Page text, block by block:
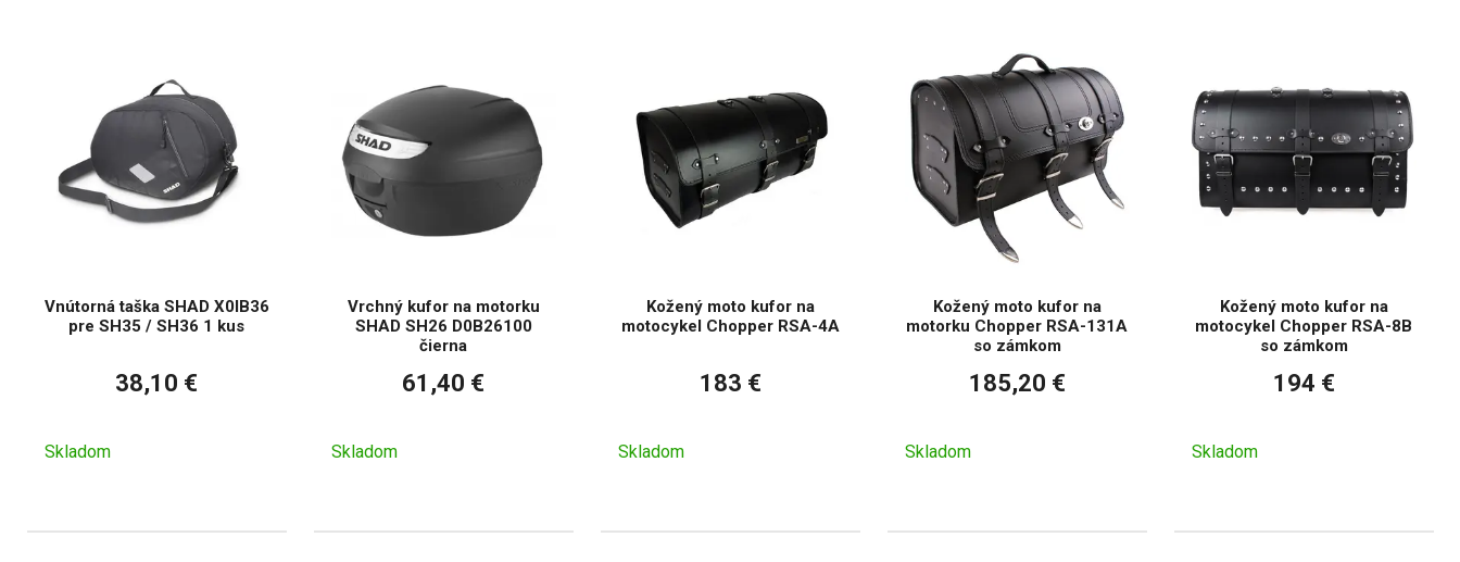
Vnútorná taška SHAD X0IB36
pre SH35 / SH36 1 kus
38,10 €
Skladom
Vrchný kufor na motorku
SHAD SH26 D0B26100
čierna
61,40 €
Skladom
Kožený moto kufor na
motocykel Chopper RSA-4A
183 €
Skladom
Kožený moto kufor na
motorku Chopper RSA-131A
so zámkom
185,20 €
Skladom
Kožený moto kufor na
motocykel Chopper RSA-8B
so zámkom
194 €
Skladom